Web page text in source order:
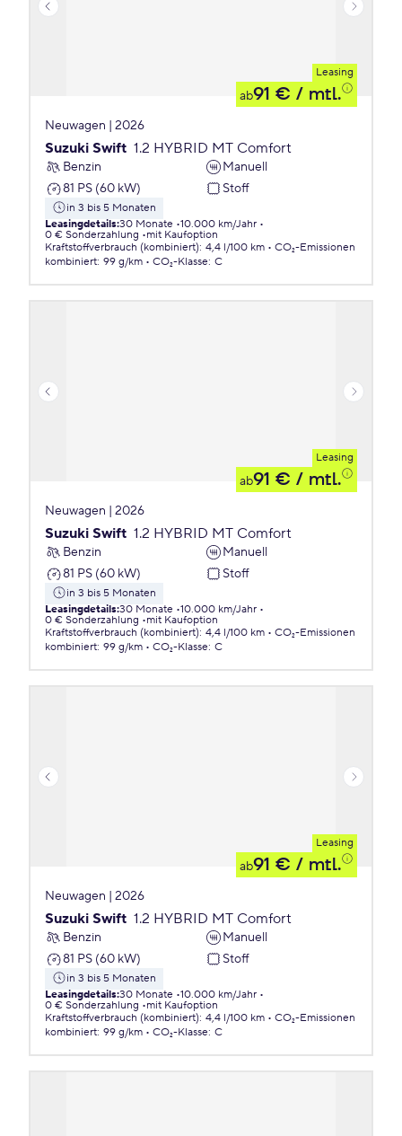
Leasing
ab91 € / mtl.
Neuwagen | 2026
Suzuki Swift 1.2 HYBRID MT Comfort
Benzin
Manuell
81 PS (60 kW)
Stoff
in 3 bis 5 Monaten
Leasingdetails:30 Monate 10.000 km/Jahr
0 € Sonderzahlung
mit Kaufoption
Kraftstoffverbrauch (kombiniert): 4,4 l/100 km
CO₂-Emissionen
kombiniert: 99 g/km CO₂-Klasse: C
Leasing
ab91 € / mtl.
Neuwagen | 2026
Suzuki Swift 1.2 HYBRID MT Comfort
Benzin
Manuell
81 PS (60 kW)
Stoff
in 3 bis 5 Monaten
Leasingdetails:30 Monate 10.000 km/Jahr
0 € Sonderzahlung
mit Kaufoption
Kraftstoffverbrauch (kombiniert): 4,4 l/100 km
CO₂-Emissionen
kombiniert: 99 g/km CO₂-Klasse: C
Leasing
ab91 € / mtl.
Neuwagen | 2026
Suzuki Swift 1.2 HYBRID MT Comfort
Benzin
Manuell
81 PS (60 kW)
Stoff
in 3 bis 5 Monaten
Leasingdetails:30 Monate 10.000 km/Jahr
0 € Sonderzahlung
mit Kaufoption
Kraftstoffverbrauch (kombiniert): 4,4 l/100 km
CO₂-Emissionen
kombiniert: 99 g/km CO₂-Klasse: C